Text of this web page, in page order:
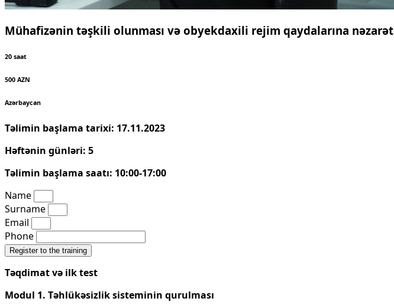
Mühafizənin təşkili olunması və obyekdaxili rejim qaydalarına nəzarət
20 saat
500 AZN
Azərbaycan
Təlimin başlama tarixi: 17.11.2023
Həftənin günləri: 5
Təlimin başlama saatı: 10:00-17:00
Name
Surname
Email
Phone
Register to the training
Təqdimat və ilk test
Modul 1. Təhlükəsizlik sisteminin qurulması